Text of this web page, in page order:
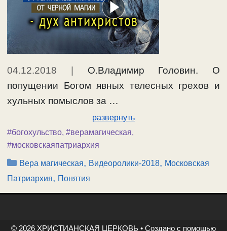
04.12.2018
О.Владимир Головин. О
попущении Богом явных телесных грехов и
хульных помыслов за …
развернуть
#богохульство, #верамагическая,
#московскаяпатриархия
Рубрики
Вера магическая, Видеоролики-2018, Московская
Патриархия, Понятия
© 2026 ХРИСТИАНСКАЯ ЦЕРКОВЬ • Создано с помощью